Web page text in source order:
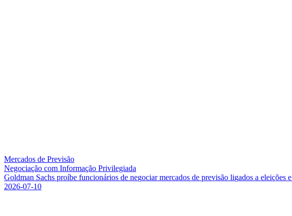
Mercados de Previsão
Negociação com Informação Privilegiada
Goldman Sachs proíbe funcionários de negociar mercados de previsão ligados a eleições e
2026-07-10